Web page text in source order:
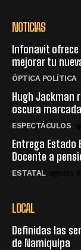
NOTICIAS
Infonavit ofrece
mejorar tu
ÓPTICA POLÍTICA
Hugh Jackman
oscura
ESPECTÁCULOS
Entrega Estado
Docente a
ESTATAL
LOCAL
Definidas las
de Namiquipa